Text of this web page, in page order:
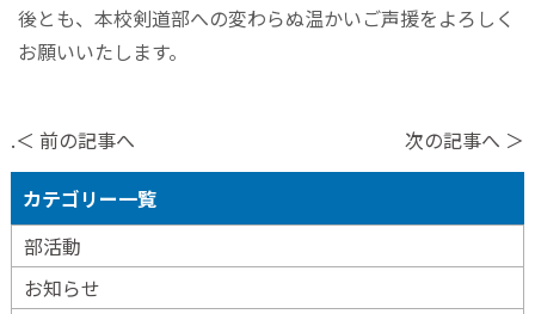
後とも、本校剣道部への変わらぬ温かいご声援をよろしく
お願いいたします。
.＜ 前の記事へ 次の記事へ ＞
カテゴリー一覧
部活動
お知らせ